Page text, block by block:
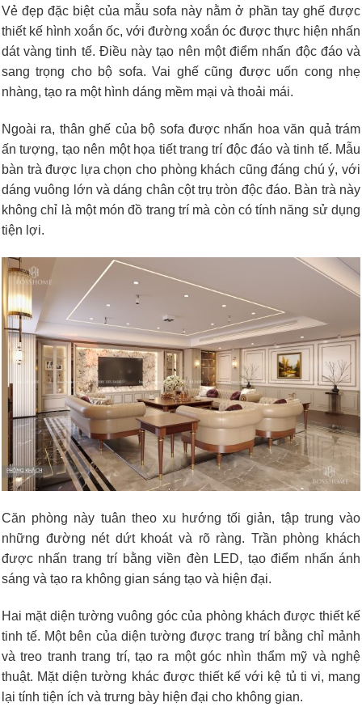
Vẻ đẹp đặc biệt của mẫu sofa này nằm ở phần tay ghế được
thiết kế hình xoắn ốc, với đường xoắn óc được thực hiện nhấn
dát vàng tinh tế. Điều này tạo nên một điểm nhấn độc đáo và
sang trọng cho bộ sofa. Vai ghế cũng được uốn cong nhẹ
nhàng, tạo ra một hình dáng mềm mại và thoải mái.
Ngoài ra, thân ghế của bộ sofa được nhấn hoa văn quả trám
ấn tượng, tạo nên một họa tiết trang trí độc đáo và tinh tế. Mẫu
bàn trà được lựa chọn cho phòng khách cũng đáng chú ý, với
dáng vuông lớn và dáng chân cột trụ tròn độc đáo. Bàn trà này
không chỉ là một món đồ trang trí mà còn có tính năng sử dụng
tiện lợi.
Căn phòng này tuân theo xu hướng tối giản, tập trung vào
những đường nét dứt khoát và rõ ràng. Trần phòng khách
được nhấn trang trí bằng viền đèn LED, tạo điểm nhấn ánh
sáng và tạo ra không gian sáng tạo và hiện đại.
Hai mặt diện tường vuông góc của phòng khách được thiết kế
tinh tế. Một bên của diện tường được trang trí bằng chỉ mảnh
và treo tranh trang trí, tạo ra một góc nhìn thẩm mỹ và nghệ
thuật. Mặt diện tường khác được thiết kế với kệ tủ ti vi, mang
lại tính tiện ích và trưng bày hiện đại cho không gian.